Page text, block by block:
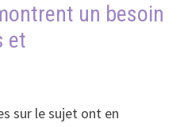
un besoin
et
sur le sujet ont en